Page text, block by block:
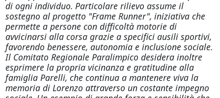
di ogni individuo. Particolare rilievo assume il
sostegno al progetto "Frame Runner", iniziativa che
permette a persone con difficoltà motorie di
avvicinarsi alla corsa grazie a specifici ausili sportivi,
favorendo benessere, autonomia e inclusione sociale.
Il Comitato Regionale Paralimpico desidera inoltre
esprimere la propria vicinanza e gratitudine alla
famiglia Parelli, che continua a mantenere viva la
memoria di Lorenzo attraverso un costante impegno